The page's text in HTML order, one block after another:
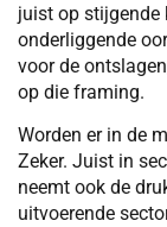
juist op stijgende
onderliggende
voor de
op die framing.
Worden er in de
Zeker. Juist in
neemt ook de
uitvoerende